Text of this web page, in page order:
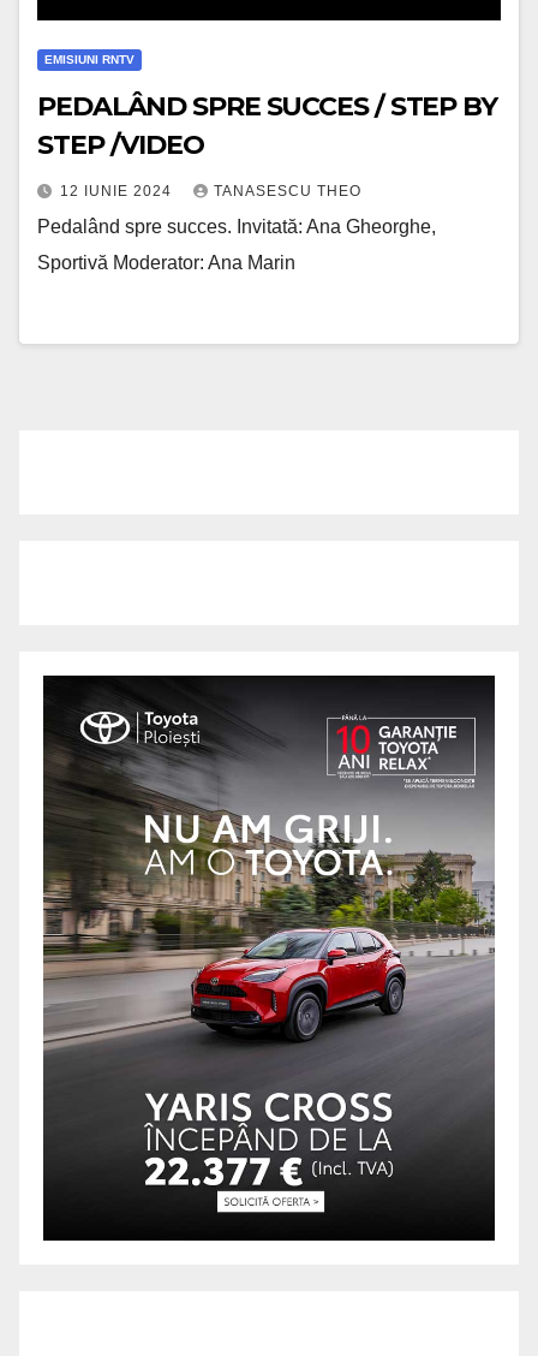
EMISIUNI RNTV
PEDALÂND SPRE SUCCES / STEP BY
STEP /VIDEO
12 IUNIE 2024 TANASESCU THEO
Pedalând spre succes. Invitată: Ana Gheorghe,
Sportivă Moderator: Ana Marin